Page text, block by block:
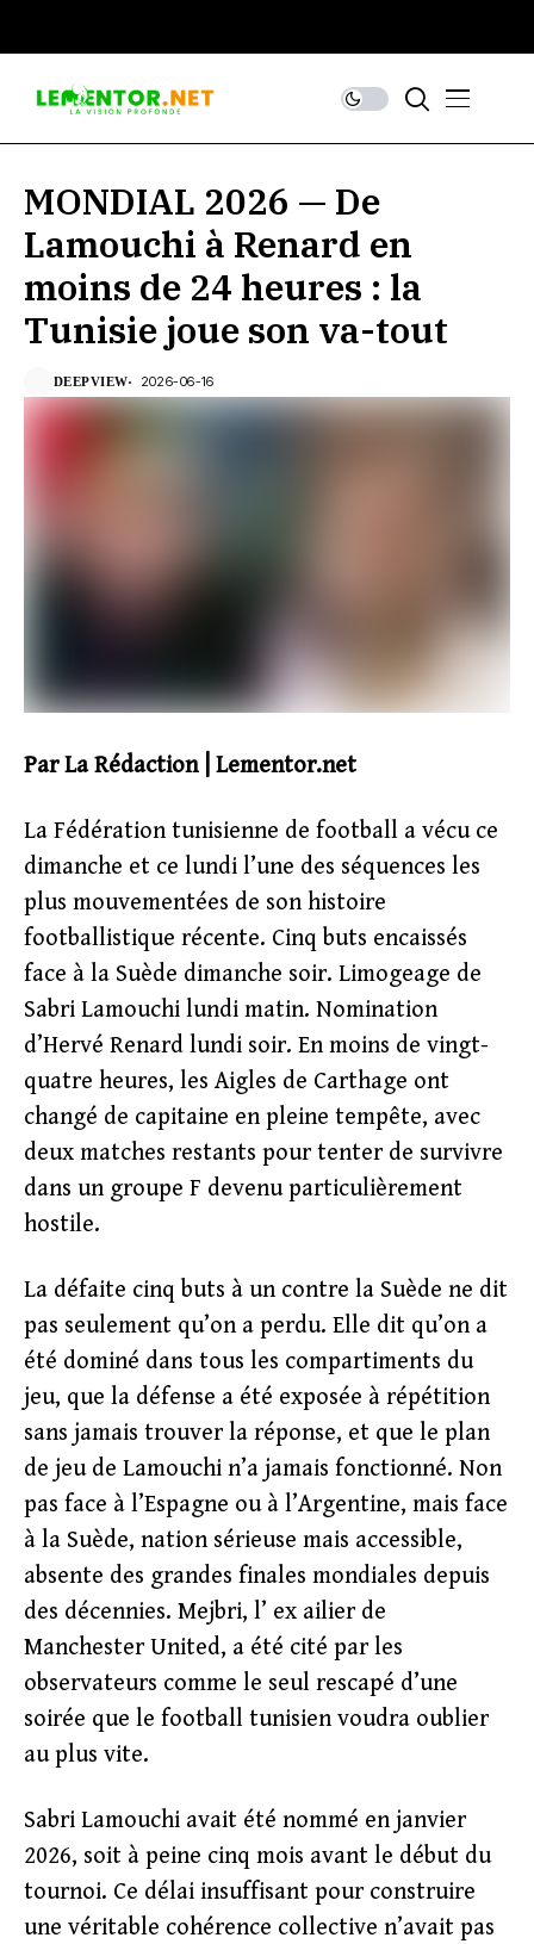
MONDIAL 2026 — De
Lamouchi à Renard en
moins de 24 heures : la
Tunisie joue son va-tout
DEEPVIEW 2026-06-16
Par La Rédaction | Lementor.net
La Fédération tunisienne de football a vécu ce
dimanche et ce lundi l’une des séquences les
plus mouvementées de son histoire
footballistique récente. Cinq buts encaissés
face à la Suède dimanche soir. Limogeage de
Sabri Lamouchi lundi matin. Nomination
d’Hervé Renard lundi soir. En moins de vingt-
quatre heures, les Aigles de Carthage ont
changé de capitaine en pleine tempête, avec
deux matches restants pour tenter de survivre
dans un groupe F devenu particulièrement
hostile.
La défaite cinq buts à un contre la Suède ne dit
pas seulement qu’on a perdu. Elle dit qu’on a
été dominé dans tous les compartiments du
jeu, que la défense a été exposée à répétition
sans jamais trouver la réponse, et que le plan
de jeu de Lamouchi n’a jamais fonctionné. Non
pas face à l’Espagne ou à l’Argentine, mais face
à la Suède, nation sérieuse mais accessible,
absente des grandes finales mondiales depuis
des décennies. Mejbri, l’ ex ailier de
Manchester United, a été cité par les
observateurs comme le seul rescapé d’une
soirée que le football tunisien voudra oublier
au plus vite.
Sabri Lamouchi avait été nommé en janvier
2026, soit à peine cinq mois avant le début du
tournoi. Ce délai insuffisant pour construire
une véritable cohérence collective n’avait pas